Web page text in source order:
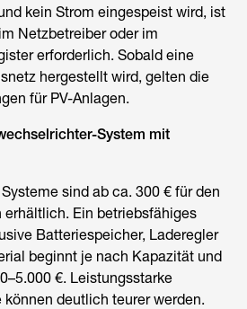
kein Strom eingespeist wird, ist
Netzbetreiber oder im
erforderlich. Sobald eine
hergestellt wird, gelten die
für PV-Anlagen.
-System mit
sind ab ca. 300 € für den
Ein betriebsfähiges
Batteriespeicher, Laderegler
beginnt je nach Kapazität und
€. Leistungsstarke
deutlich teurer werden.